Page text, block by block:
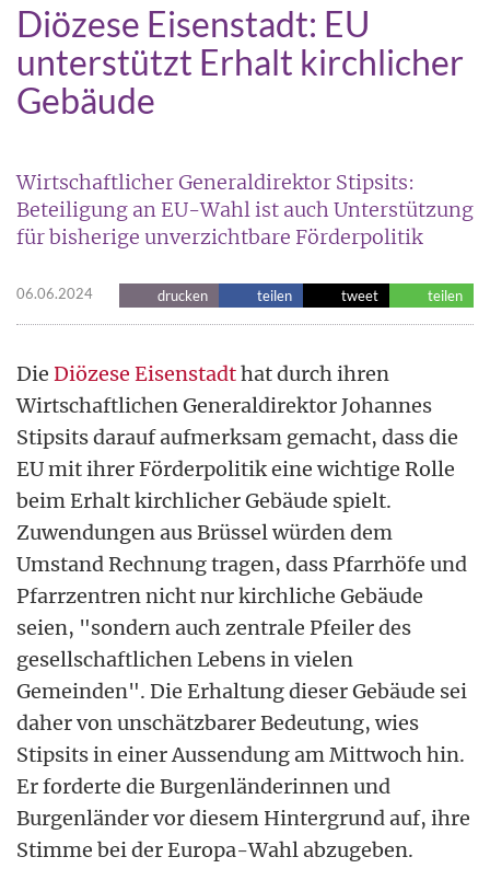
Diözese Eisenstadt: EU
unterstützt Erhalt kirchlicher
Gebäude
Wirtschaftlicher Generaldirektor Stipsits:
Beteiligung an EU-Wahl ist auch Unterstützung
für bisherige unverzichtbare Förderpolitik
06.06.2024 drucken teilen tweet teilen
Die Diözese Eisenstadthat durch ihren
Wirtschaftlichen Generaldirektor Johannes
Stipsits darauf aufmerksam gemacht, dass die
EU mit ihrer Förderpolitik eine wichtige Rolle
beim Erhalt kirchlicher Gebäude spielt.
Zuwendungen aus Brüssel würden dem
Umstand Rechnung tragen, dass Pfarrhöfe und
Pfarrzentren nicht nur kirchliche Gebäude
seien, "sondern auch zentrale Pfeiler des
gesellschaftlichen Lebens in vielen
Gemeinden". Die Erhaltung dieser Gebäude sei
daher von unschätzbarer Bedeutung, wies
Stipsits in einer Aussendung am Mittwoch hin.
Er forderte die Burgenländerinnen und
Burgenländer vor diesem Hintergrund auf, ihre
Stimme bei der Europa-Wahl abzugeben.